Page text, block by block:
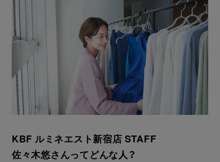
KBF ルミネエスト新宿店 STAFF
佐々木悠さんってどんな人？